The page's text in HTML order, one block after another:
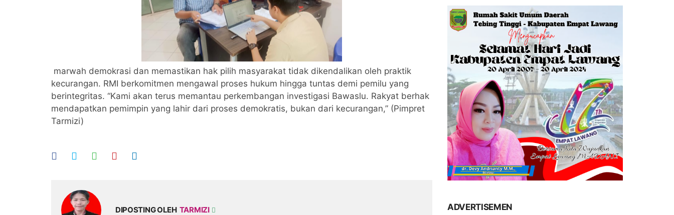
marwah demokrasi dan memastikan hak pilih masyarakat tidak dikendalikan oleh praktik
kecurangan. RMI berkomitmen mengawal proses hukum hingga tuntas demi pemilu yang
berintegritas. “Kami akan terus memantau perkembangan investigasi Bawaslu. Rakyat berhak
mendapatkan pemimpin yang lahir dari proses demokratis, bukan dari kecurangan,” (Pimpret
Tarmizi)
DIPOSTING OLEH TARMIZI ADVERTISEMEN